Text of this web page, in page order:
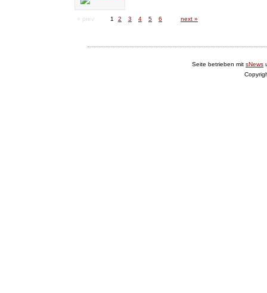
« prev 1 2 3 4 5 6 next »
Seite betrieben mit sNews